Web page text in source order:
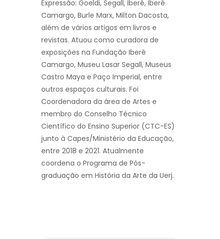
Expressão: Goeldi, Segall, Iberê, Iberê
Camargo, Burle Marx, Milton Dacosta,
além de vários artigos em livros e
revistas. Atuou como curadora de
exposições na Fundação Iberê
Camargo, Museu Lasar Segall, Museus
Castro Maya e Paço Imperial, entre
outros espaços culturais. Foi
Coordenadora da área de Artes e
membro do Conselho Técnico
Científico do Ensino Superior (CTC-ES)
junto à Capes/Ministério da Educação,
entre 2018 e 2021. Atualmente
coordena o Programa de Pós-
graduação em História da Arte da Uerj.